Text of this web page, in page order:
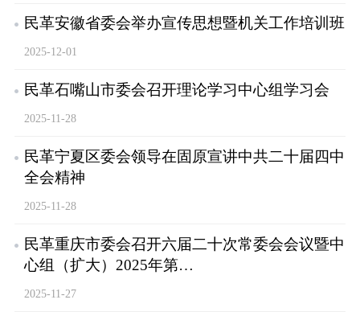
民革安徽省委会举办宣传思想暨机关工作培训班
2025-12-01
民革石嘴山市委会召开理论学习中心组学习会
2025-11-28
民革宁夏区委会领导在固原宣讲中共二十届四中
全会精神
2025-11-28
民革重庆市委会召开六届二十次常委会会议暨中
心组（扩大）2025年第…
2025-11-27